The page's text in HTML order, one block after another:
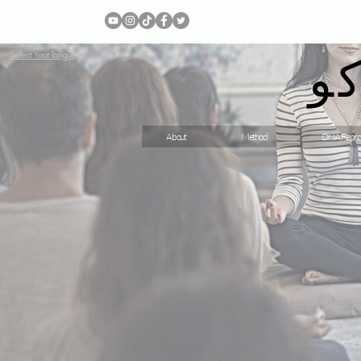
Select Your language
About Method DNA